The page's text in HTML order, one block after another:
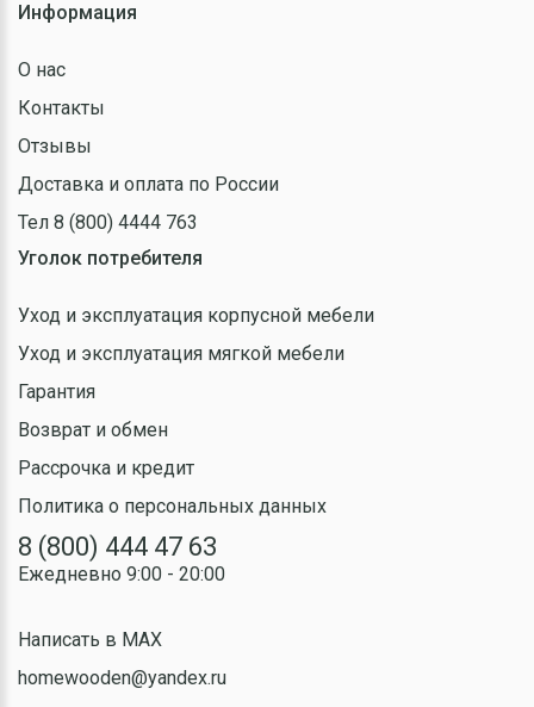
Информация
О нас
Контакты
Отзывы
Доставка и оплата по России
Тел 8 (800) 4444 763
Уголок потребителя
Уход и эксплуатация корпусной мебели
Уход и эксплуатация мягкой мебели
Гарантия
Возврат и обмен
Рассрочка и кредит
Политика о персональных данных
8 (800) 444 47 63
Ежедневно 9:00 - 20:00
Написать в MAX
homewooden@yandex.ru